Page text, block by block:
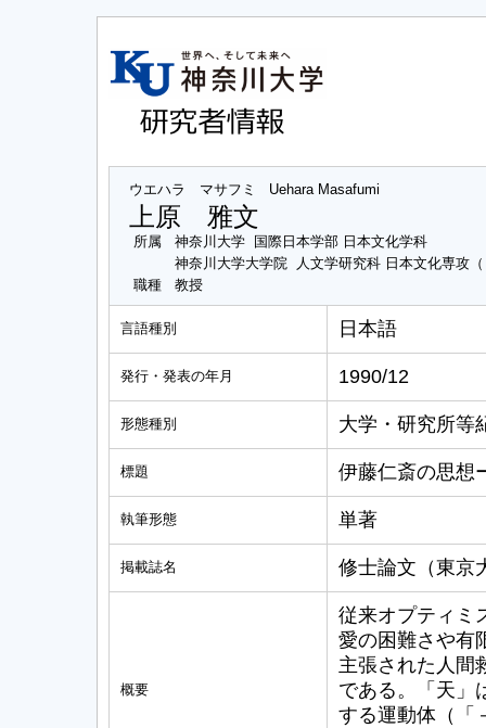
ウエハラ マサフミ Uehara Masafumi
上原 雅文
所属
神奈川大学 国際日本学部 日本文化学科
神奈川大学大学院 人文学研究科 日本文化専攻
職種
教授
言語種別 日本語
発行・発表の年月 1990/12
形態種別 大学・研究所等
標題 伊藤仁斎の思想
執筆形態 単著
掲載誌名 修士論文（東京
概要
従来オプティミ
愛の困難さや有
主張された人間
である。「天」
する運動体（「